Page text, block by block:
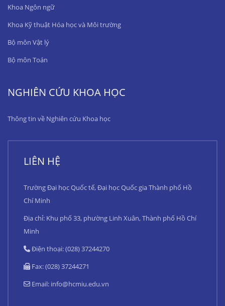
Khoa Ngôn ngữ
Khoa Kỹ thuật Hóa học và Môi trường
Bộ môn Vật lý
Bộ môn Toán
NGHIÊN CỨU KHOA HỌC
Thông tin về Nghiên cứu Khoa học
LIÊN HỆ
Trường Đại học Quốc tế, Đại học Quốc gia Thành phố Hồ
Chí Minh
Địa chỉ: Khu phố 33, phường Linh Xuân, Thành phố Hồ Chí
Minh
Điện thoại: (028) 37244270
Fax: (028) 37244271
Email: info@hcmiu.edu.vn